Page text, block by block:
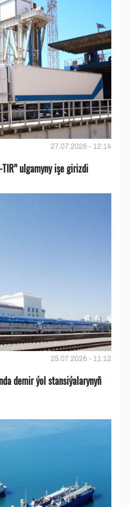
27.07.2026 - 12:14
ulgamyny işe girizdi
25.07.2026 - 11:12
demir ýol stansiýalarynyň